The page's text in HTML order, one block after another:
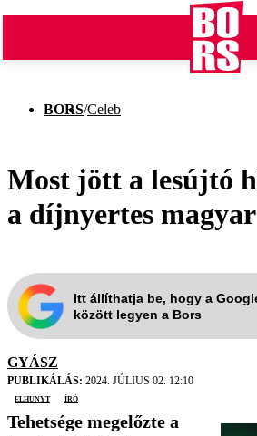
BORS/Celeb
Most jött a lesújtó
a díjnyertes
Itt állíthatja be, hogy a
között legyen a Bors
GYÁSZ
PUBLIKÁLÁS: 2024. JÚLIUS 02. 12:10
elhunyt
író
Tehetsége megelőzte a